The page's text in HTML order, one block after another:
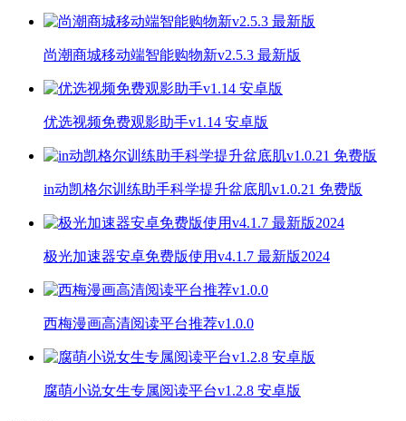
尚潮商城移动端智能购物新v2.5.3 最新版
优选视频免费观影助手v1.14 安卓版
in动凯格尔训练助手科学提升盆底肌v1.0.21 免费版
极光加速器安卓免费版使用v4.1.7 最新版2024
西梅漫画高清阅读平台推荐v1.0.0
腐萌小说女生专属阅读平台v1.2.8 安卓版